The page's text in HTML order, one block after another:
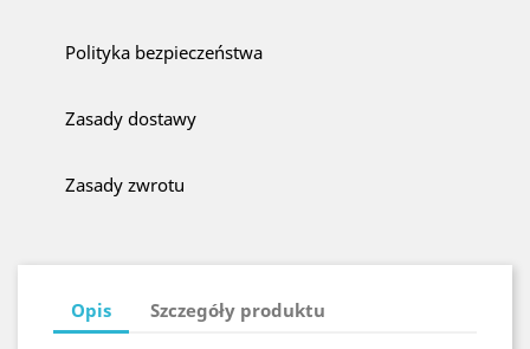
Polityka bezpieczeństwa
Zasady dostawy
Zasady zwrotu
Opis Szczegóły produktu